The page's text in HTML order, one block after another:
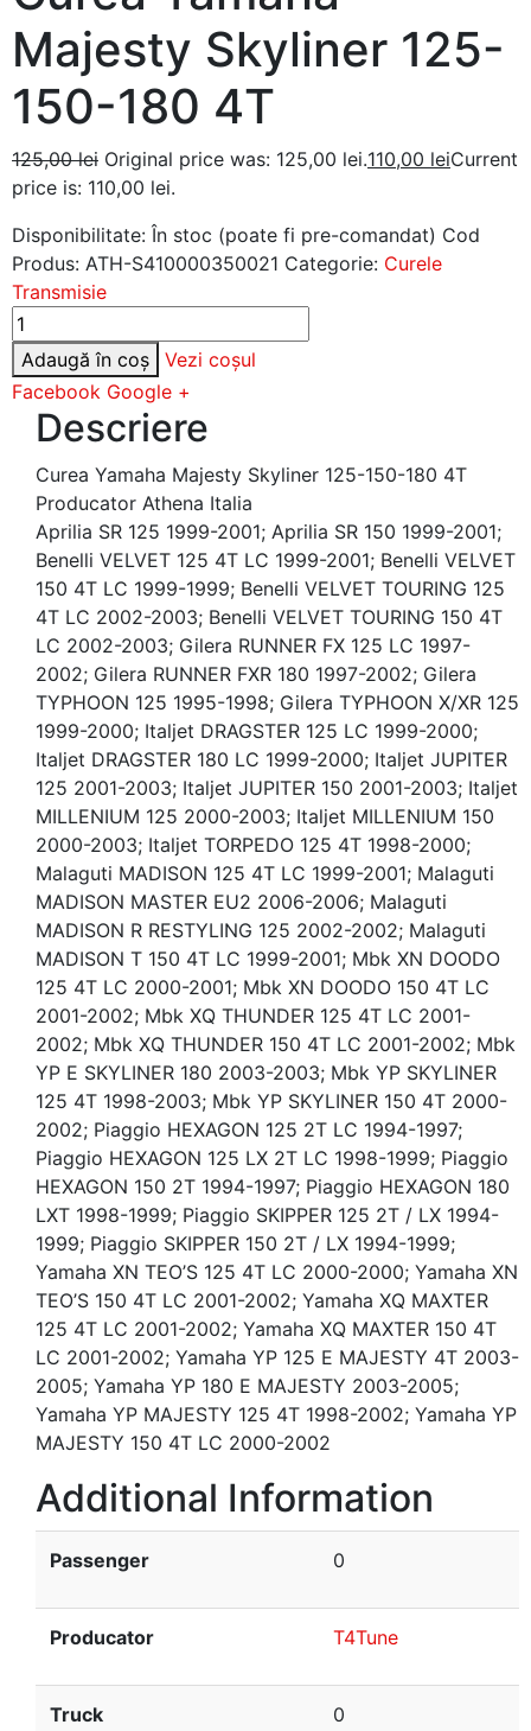
Majesty Skyliner 125-
150-180 4T
125,00lei Original price was: 125,00 lei.110,00 leiCurrent
price is: 110,00 lei.
Disponibilitate: În stoc (poate fi pre-comandat) Cod
Produs: ATH-S410000350021 Categorie: Curele
Transmisie
Adaugă în coș
Vezi coșul
Facebook Google +
Descriere
Curea Yamaha Majesty Skyliner 125-150-180 4T
Producator Athena Italia
Aprilia SR 125 1999-2001; Aprilia SR 150 1999-2001;
Benelli VELVET 125 4T LC 1999-2001; Benelli VELVET
150 4T LC 1999-1999; Benelli VELVET TOURING 125
4T LC 2002-2003; Benelli VELVET TOURING 150 4T
LC 2002-2003; Gilera RUNNER FX 125 LC 1997-
2002; Gilera RUNNER FXR 180 1997-2002; Gilera
TYPHOON 125 1995-1998; Gilera TYPHOON X/XR 125
1999-2000; Italjet DRAGSTER 125 LC 1999-2000;
Italjet DRAGSTER 180 LC 1999-2000; Italjet JUPITER
125 2001-2003; Italjet JUPITER 150 2001-2003; Italjet
MILLENIUM 125 2000-2003; Italjet MILLENIUM 150
2000-2003; Italjet TORPEDO 125 4T 1998-2000;
Malaguti MADISON 125 4T LC 1999-2001; Malaguti
MADISON MASTER EU2 2006-2006; Malaguti
MADISON R RESTYLING 125 2002-2002; Malaguti
MADISON T 150 4T LC 1999-2001; Mbk XN DOODO
125 4T LC 2000-2001; Mbk XN DOODO 150 4T LC
2001-2002; Mbk XQ THUNDER 125 4T LC 2001-
2002; Mbk XQ THUNDER 150 4T LC 2001-2002; Mbk
YP E SKYLINER 180 2003-2003; Mbk YP SKYLINER
125 4T 1998-2003; Mbk YP SKYLINER 150 4T 2000-
2002; Piaggio HEXAGON 125 2T LC 1994-1997;
Piaggio HEXAGON 125 LX 2T LC 1998-1999; Piaggio
HEXAGON 150 2T 1994-1997; Piaggio HEXAGON 180
LXT 1998-1999; Piaggio SKIPPER 125 2T / LX 1994-
1999; Piaggio SKIPPER 150 2T / LX 1994-1999;
Yamaha XN TEO’S 125 4T LC 2000-2000; Yamaha XN
TEO’S 150 4T LC 2001-2002; Yamaha XQ MAXTER
125 4T LC 2001-2002; Yamaha XQ MAXTER 150 4T
LC 2001-2002; Yamaha YP 125 E MAJESTY 4T 2003-
2005; Yamaha YP 180 E MAJESTY 2003-2005;
Yamaha YP MAJESTY 125 4T 1998-2002; Yamaha YP
MAJESTY 150 4T LC 2000-2002
Additional Information
Passenger 0
Producator T4Tune
Truck 0